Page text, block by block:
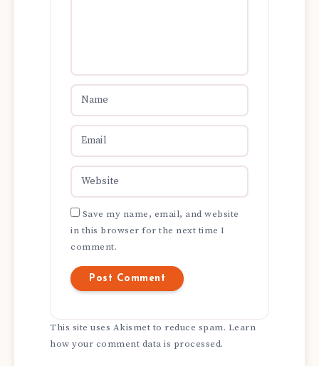
Save my name, email, and website
in this browser for the next time I
comment.
This site uses Akismet to reduce spam. Learn
how your comment data is processed.